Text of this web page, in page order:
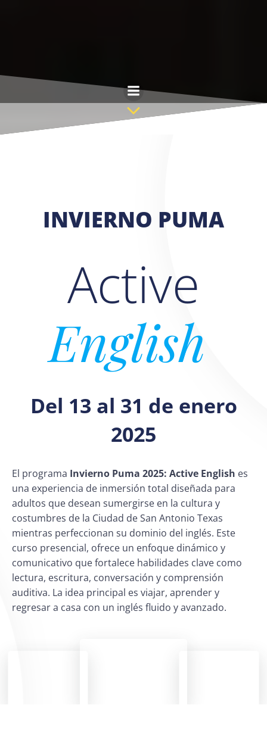
INVIERNO PUMA
Active
English
Del 13 al 31 de enero
2025
El programa Invierno Puma 2025: Active English es
una experiencia de inmersión total diseñada para
adultos que desean sumergirse en la cultura y
costumbres de la Ciudad de San Antonio Texas
mientras perfeccionan su dominio del inglés. Este
curso presencial, ofrece un enfoque dinámico y
comunicativo que fortalece habilidades clave como
lectura, escritura, conversación y comprensión
auditiva. La idea principal es viajar, aprender y
regresar a casa con un inglés fluido y avanzado.